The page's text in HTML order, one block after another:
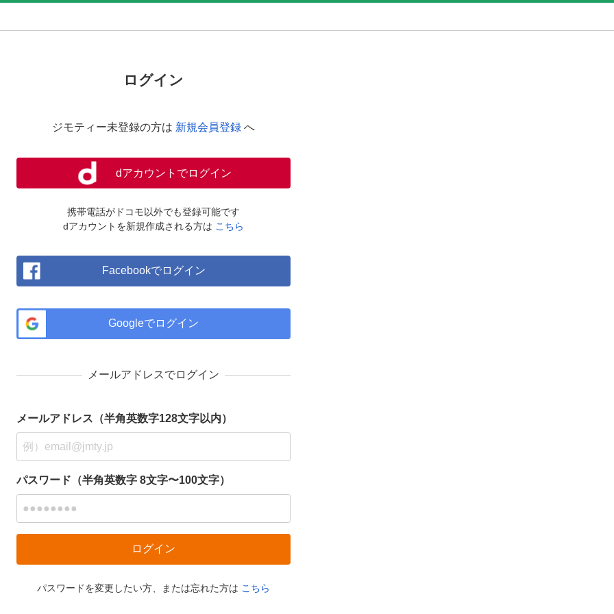
ログイン
ジモティー未登録の方は 新規会員登録 へ
dアカウントでログイン
携帯電話がドコモ以外でも登録可能です
dアカウントを新規作成される方は こちら
Facebookでログイン
Googleでログイン
メールアドレスでログイン
メールアドレス（半角英数字128文字以内）
パスワード（半角英数字 8文字〜100文字）
パスワードを変更したい方、または忘れた方は こちら